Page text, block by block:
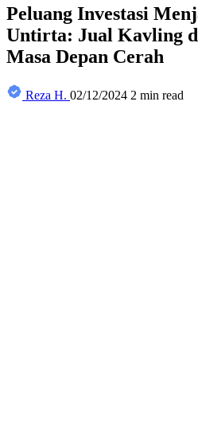
Peluang Investasi
Untirta: Jual Kavling
Masa Depan Cerah
Reza H. 02/12/2024 2 min read